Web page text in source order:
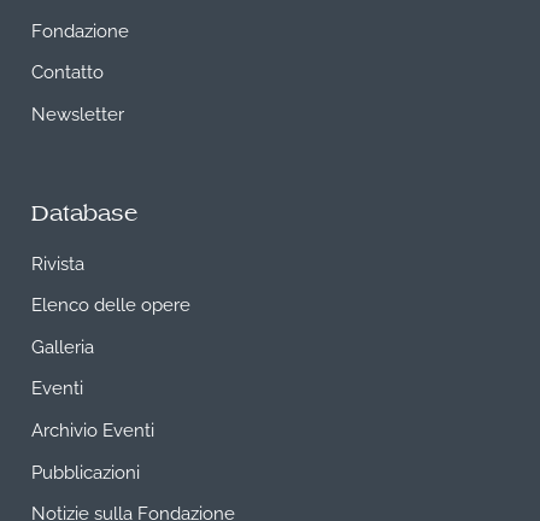
Fondazione
Contatto
Newsletter
Database
Rivista
Elenco delle opere
Galleria
Eventi
Archivio Eventi
Pubblicazioni
Notizie sulla Fondazione